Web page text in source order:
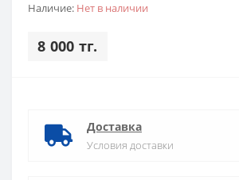
Наличие: Нет в наличии
8 000 тг.
Доставка
Условия доставки